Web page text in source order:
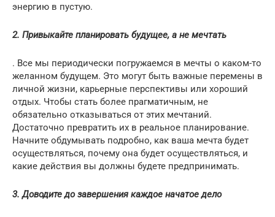
энергию в пустую.
2. Привыкайте планировать будущее, а не мечтать
. Все мы периодически погружаемся в мечты о каком-то
желанном будущем. Это могут быть важные перемены в
личной жизни, карьерные перспективы или хороший
отдых. Чтобы стать более прагматичным, не
обязательно отказываться от этих мечтаний.
Достаточно превратить их в реальное планирование.
Начните обдумывать подробно, как ваша мечта будет
осуществляться, почему она будет осуществляться, и
какие действия вы должны будете предпринимать.
3. Доводите до завершения каждое начатое дело